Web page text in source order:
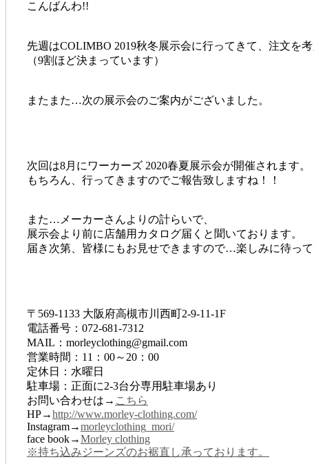
こんばんわ!!
先週はCOLIMBO 2019秋冬展示会に行ってきて、注文を
（9割ほど決まっています）
またまた…次の展示会のご案内がございました。
次回は8月にワーカーズ 2020春夏展示会が開催されます。
もちろん、行ってきますのでご報告致しますね！！
また…メーカーさんよりの計らいで、
展示会より前に店舗用カタログ届くと聞いております。
届き次第、皆様にもお見せできますので…楽しみに待っ
〒569-1133 大阪府高槻市川西町2-9-11-1F
電話番号：072-681-7312
MAIL：morleyclothing@gmail.com
営業時間：11：00～20：00
定休日：水曜日
駐車場：正面に2-3台分専用駐車場あり
お問い合わせは→ こちら
HP→http://www.morley-clothing.com/
Instagram→morleyclothing_mori/
face book→Morley clothing
※持ち込みジーンズのお裾直し承っております。